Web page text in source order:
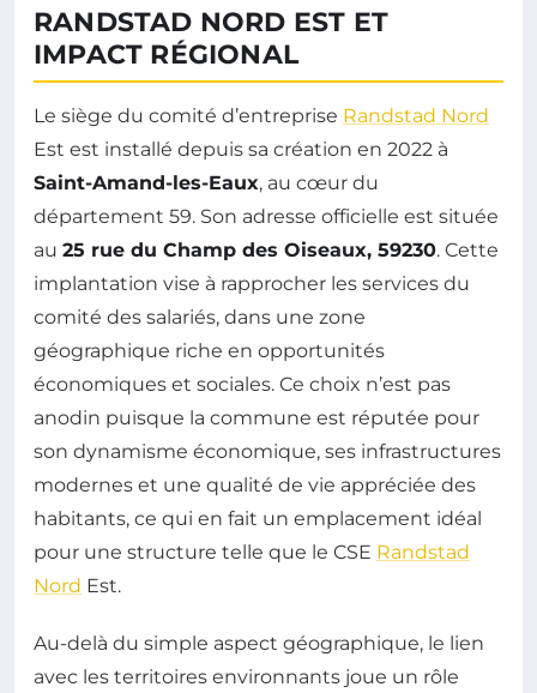
RANDSTAD NORD EST ET
IMPACT RÉGIONAL
Le siège du comité d’entreprise Randstad Nord
Est est installé depuis sa création en 2022 à
Saint-Amand-les-Eaux, au cœur du
département 59. Son adresse officielle est située
au 25 rue du Champ des Oiseaux, 59230. Cette
implantation vise à rapprocher les services du
comité des salariés, dans une zone
géographique riche en opportunités
économiques et sociales. Ce choix n’est pas
anodin puisque la commune est réputée pour
son dynamisme économique, ses infrastructures
modernes et une qualité de vie appréciée des
habitants, ce qui en fait un emplacement idéal
pour une structure telle que le CSE Randstad
Nord Est.
Au-delà du simple aspect géographique, le lien
avec les territoires environnants joue un rôle